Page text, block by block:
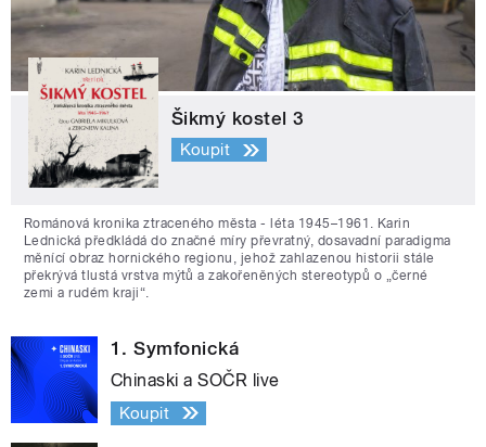
Šikmý kostel 3
Koupit
Románová kronika ztraceného města - léta 1945–1961. Karin
Lednická předkládá do značné míry převratný, dosavadní paradigma
měnící obraz hornického regionu, jehož zahlazenou historii stále
překrývá tlustá vrstva mýtů a zakořeněných stereotypů o „černé
zemi a rudém kraji“.
1. Symfonická
Chinaski a SOČR live
Koupit